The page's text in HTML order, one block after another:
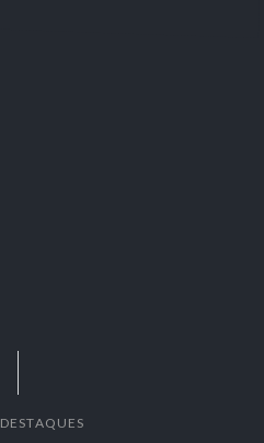
DESTAQUES